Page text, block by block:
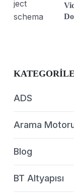
ADS
Arama
Blog
BT Altyapısı